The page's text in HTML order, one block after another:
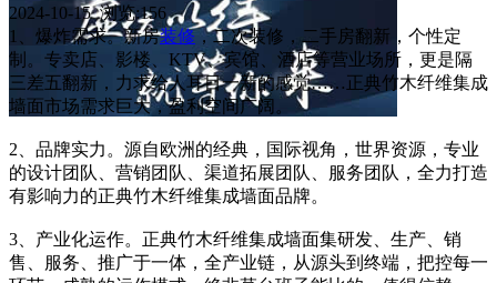
2024-10-15 浏览:156
1、爆炸需求。新房装修 ，二次装修，二手房翻新，个性定
制。专卖店、影楼、KTV、宾馆、酒店等营业场所，更是隔
三差五翻新，力求给人耳目一新的感觉……正典竹木纤维集成
墙面市场需求巨大，盈利空间广阔。
2、品牌实力。源自欧洲的经典，国际视角，世界资源，专业
的设计团队、营销团队、渠道拓展团队、服务团队，全力打造
有影响力的正典竹木纤维集成墙面品牌。
3、产业化运作。正典竹木纤维集成墙面集研发、生产、销
售、服务、推广于一体，全产业链，从源头到终端，把控每一